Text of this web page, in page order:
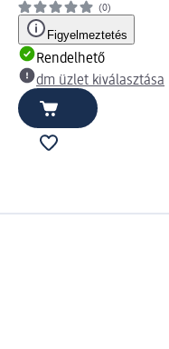
(0)
Figyelmeztetés
Rendelhető
dm üzlet kiválasztása